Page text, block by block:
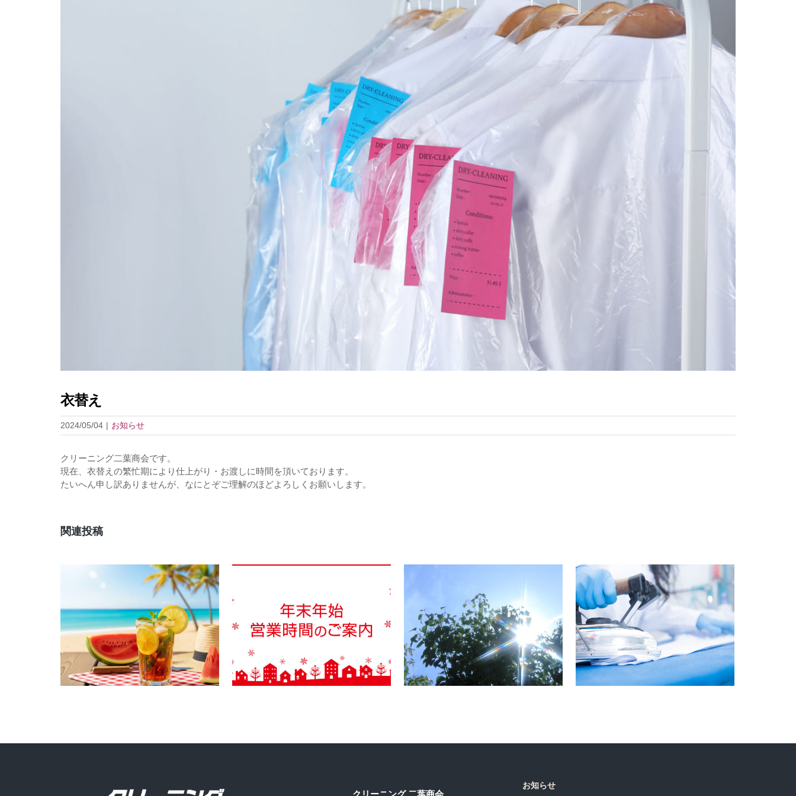
衣替え
2024/05/04 | お知らせ
クリーニング二葉商会です。
現在、衣替えの繁忙期により仕上がり・お渡しに時間を頂いております。
たいへん申し訳ありませんが、なにとぞご理解のほどよろしくお願いします。
関連投稿
夏季休業のお知らせ 年末年始休業 夏季休業のお知らせ
年末年始の営業につきまし
て
クリーニング 二葉商会
お知らせ